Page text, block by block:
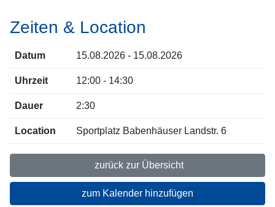
Zeiten & Location
Datum 15.08.2026 - 15.08.2026
Uhrzeit 12:00 - 14:30
Dauer 2:30
Location Sportplatz Babenhäuser Landstr. 6
zurück zur Übersicht
zum Kalender hinzufügen